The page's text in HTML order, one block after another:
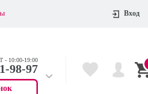
Вход
- 10:00-19:00
98-97